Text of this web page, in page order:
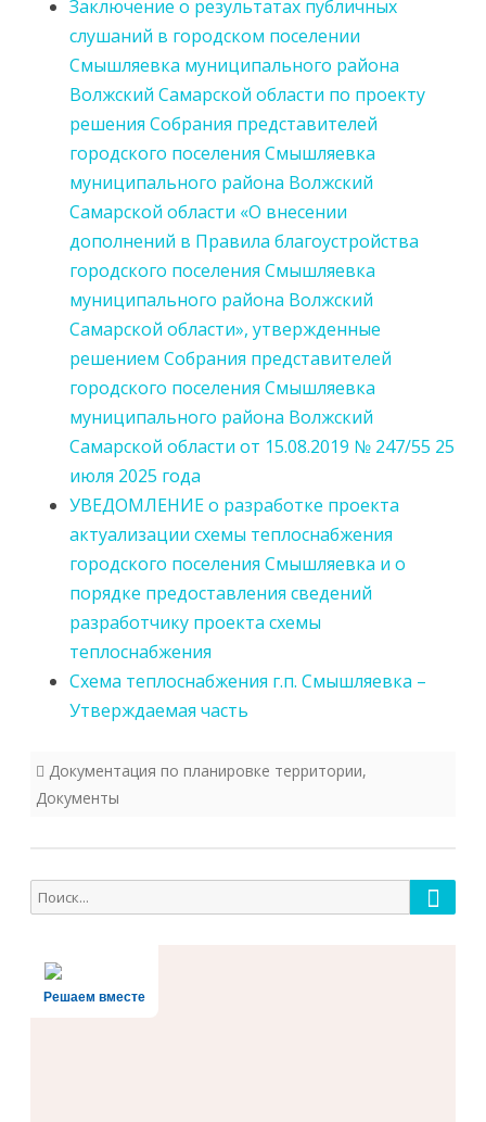
Заключение о результатах публичных
слушаний в городском поселении
Смышляевка муниципального района
Волжский Самарской области по проекту
решения Собрания представителей
городского поселения Смышляевка
муниципального района Волжский
Самарской области «О внесении
дополнений в Правила благоустройства
городского поселения Смышляевка
муниципального района Волжский
Самарской области», утвержденные
решением Собрания представителей
городского поселения Смышляевка
муниципального района Волжский
Самарской области от 15.08.2019 № 247/55 25
июля 2025 года
УВЕДОМЛЕНИЕ о разработке проекта
актуализации схемы теплоснабжения
городского поселения Смышляевка и о
порядке предоставления сведений
разработчику проекта схемы
теплоснабжения
Схема теплоснабжения г.п. Смышляевка –
Утверждаемая часть
Документация по планировке территории,
Документы
Поиск
для:
Поиск
Решаем вместе